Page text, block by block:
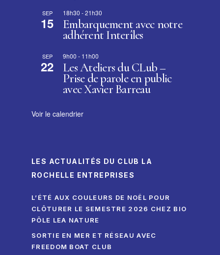
SEP
15
18h30 -21h30
Embarquement avec notre
adhérent Interîles
SEP
22
9h00 - 11h00
Les Ateliers du CLub –
Prise de parole en public
avec Xavier Barreau
Voir le calendrier
LES ACTUALITÉS DU CLUB LA
ROCHELLE ENTREPRISES
L’ÉTÉ AUX COULEURS DE NOËL POUR
CLÔTURER LE SEMESTRE 2026 CHEZ BIO
PÔLE LEA NATURE
SORTIE EN MER ET RÉSEAU AVEC
FREEDOM BOAT CLUB